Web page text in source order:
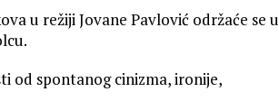
u režiji Jovane Pavlović održaće se u
od spontanog cinizma, ironije,